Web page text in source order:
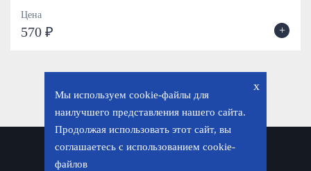
Цена
570 ₽ +
x
Мы используем cookie-файлы для
наилучшего представления нашего сайта.
Продолжая использовать этот сайт, вы
соглашаетесь с использованием cookie-
файлов